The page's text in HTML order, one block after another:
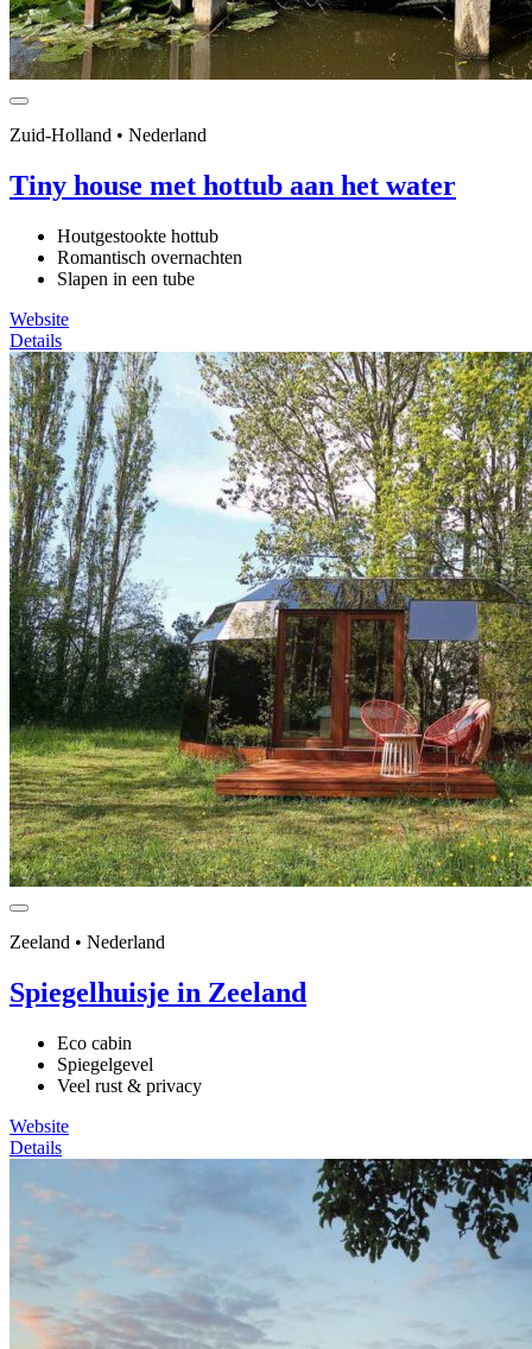
Zuid-Holland • Nederland
Tiny house met hottub aan het water
Houtgestookte hottub
Romantisch overnachten
Slapen in een tube
Website
Details
Zeeland • Nederland
Spiegelhuisje in Zeeland
Eco cabin
Spiegelgevel
Veel rust & privacy
Website
Details